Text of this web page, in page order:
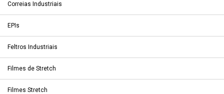
Correias Industriais
EPIs
Feltros Industriais
Filmes de Stretch
Filmes Stretch